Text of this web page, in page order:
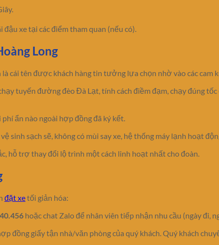
xe tại các điểm tham quan (nếu có).
Long
cái tên được khách hàng tin tưởng lựa chọn nhờ vào các cam
tuyến đường đèo Đà Lạt, tính cách điềm đạm, chạy đúng
ẩn nào ngoài hợp đồng đã ký kết.
sinh sạch sẽ, không có mùi say xe, hệ thống máy lạnh hoạt
hỗ trợ thay đổi lộ trình một cách linh hoạt nhất cho đoàn.
đặt xetối giản hóa:
hoặc chat Zalo để nhân viên tiếp nhận nhu cầu (ngày đi,
đồng giấy tận nhà/văn phòng của quý khách. Quý khách